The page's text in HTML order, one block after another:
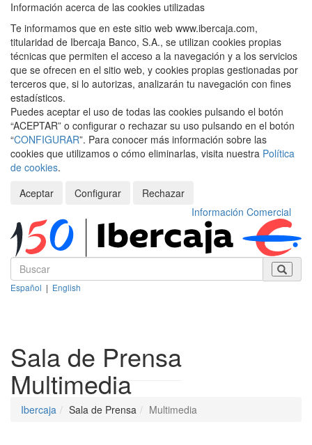
Información acerca de las cookies utilizadas
Te informamos que en este sitio web www.ibercaja.com,
titularidad de Ibercaja Banco, S.A., se utilizan cookies propias
técnicas que permiten el acceso a la navegación y a los servicios
que se ofrecen en el sitio web, y cookies propias gestionadas por
terceros que, si lo autorizas, analizarán tu navegación con fines
estadísticos.
Puedes aceptar el uso de todas las cookies pulsando el botón
“ACEPTAR” o configurar o rechazar su uso pulsando en el botón
“CONFIGURAR”. Para conocer más información sobre las
cookies que utilizamos o cómo eliminarlas, visita nuestra Política
de cookies.
Aceptar
Configurar
Rechazar
Información Comercial
Español | English
Sala de Prensa
Multimedia
Ibercaja Sala de Prensa Multimedia